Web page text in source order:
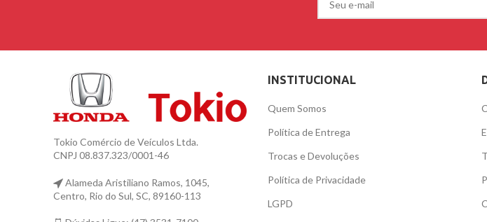
Tokio Comércio de Veículos Ltda.
CNPJ 08.837.323/0001-46
Alameda Aristiliano Ramos, 1045,
Centro, Rio do Sul, SC, 89160-113
INSTITUCIONAL
Quem Somos
Política de Entrega
Trocas e Devoluções
Política de Privacidade
LGPD